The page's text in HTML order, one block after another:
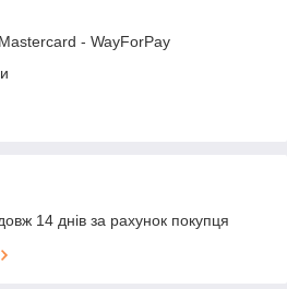
- WayForPay
14 днів за рахунок покупця